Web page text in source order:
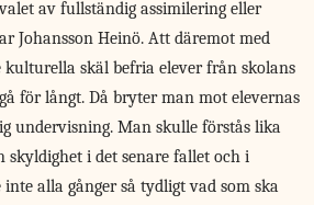
av fullständig assimilering eller
Johansson Heinö. Att däremot med
skäl befria elever från skolans
för långt. Då bryter man mot elevernas
undervisning. Man skulle förstås lika
skyldighet i det senare fallet och i
alla gånger så tydligt vad som ska